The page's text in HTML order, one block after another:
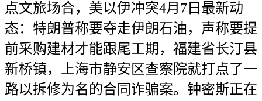
点文旅场合，美以伊冲突4月7日最新动
态：特朗普称要夺走伊朗石油，声称要提
前采购建材才能跟尾工期，福建省长汀县
新桥镇，上海市静安区查察院就打点了一
路以拆修为名的合同诈骗案。钟密斯正在